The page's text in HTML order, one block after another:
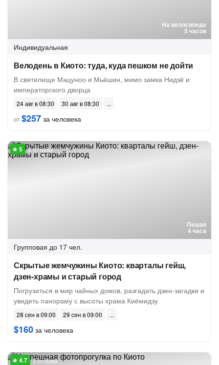
На велосипеде
5 часов
Индивидуальная
Велодень в Киото: туда, куда пешком не дойти
В святилище Мацуноо и Мьёшин, мимо замка Нидзё и
императорского дворца
24 авг в 08:30
30 авг в 08:30
от$257 за человека
Пешая
4 часа
3 отзыва
Групповая до 17 чел.
Скрытые жемчужины Киото: кварталы гейш,
дзен-храмы и старый город
Погрузиться в мир чайных домов, разгадать дзен-загадки и
увидеть панораму с высоты храма Киёмидзу
28 сен в 09:00 29 сен в 09:00
$160 за человека
3 отзыва